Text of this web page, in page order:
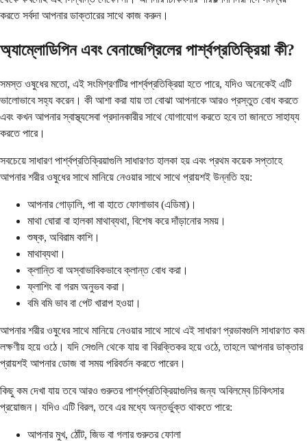
করতে সর্বদা আপনার ডাক্তারের সাথে কাজ করুন।
অ্যাম্লোডিপিন এবং বেনাজেপ্রিলের পার্শ্বপ্রতিক্রিয়া কী?
সমস্ত ওষুধের মতো, এই সংমিশ্রণটির পার্শ্বপ্রতিক্রিয়া হতে পারে, যদিও অনেকেই এটি
ভালোভাবে সহ্য করেন। কী আশা করা যায় তা বোঝা আপনাকে আরও প্রস্তুত বোধ করতে
এবং কখন আপনার স্বাস্থ্যসেবা প্রদানকারীর সাথে যোগাযোগ করতে হবে তা জানতে সাহায্য
করতে পারে।
সবচেয়ে সাধারণ পার্শ্বপ্রতিক্রিয়াগুলি সাধারণত হালকা হয় এবং প্রথম কয়েক সপ্তাহে
আপনার শরীর ওষুধের সাথে মানিয়ে নেওয়ার সাথে সাথে প্রায়শই উন্নতি হয়:
আপনার গোড়ালি, পা বা হাতে ফোলাভাব (এডিমা)।
মাথা ঘোরা বা হালকা মাথাব্যথা, বিশেষ করে দাঁড়ানোর সময়।
শুষ্ক, অবিরাম কাশি।
মাথাব্যথা।
ক্লান্তি বা অস্বাভাবিকভাবে ক্লান্ত বোধ করা।
ফ্লাশিং বা গরম অনুভব করা।
বমি বমি ভাব বা পেট খারাপ হওয়া।
আপনার শরীর ওষুধের সাথে মানিয়ে নেওয়ার সাথে সাথে এই সাধারণ প্রভাবগুলি সাধারণত কম
লক্ষণীয় হয়ে ওঠে। যদি সেগুলি থেকে যায় বা বিরক্তিকর হয়ে ওঠে, তাহলে আপনার ডাক্তার
প্রায়শই আপনার ডোজ বা সময় পরিবর্তন করতে পারেন।
কিছু কম দেখা যায় তবে আরও গুরুতর পার্শ্বপ্রতিক্রিয়াগুলির জন্য অবিলম্বে চিকিৎসার
প্রয়োজন। যদিও এটি বিরল, তবে এর মধ্যে অন্তর্ভুক্ত থাকতে পারে:
আপনার মুখ, ঠোঁট, জিভ বা গলার গুরুতর ফোলা